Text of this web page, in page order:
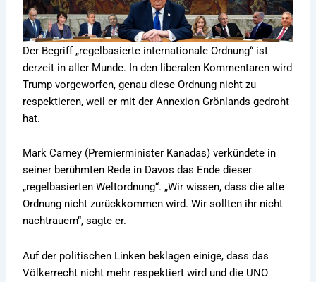
Der Begriff „regelbasierte internationale Ordnung“ ist
derzeit in aller Munde. In den liberalen Kommentaren wird
Trump vorgeworfen, genau diese Ordnung nicht zu
respektieren, weil er mit der Annexion Grönlands gedroht
hat.
Mark Carney (Premierminister Kanadas) verkündete in
seiner berühmten Rede in Davos das Ende dieser
„regelbasierten Weltordnung“. „Wir wissen, dass die alte
Ordnung nicht zurückkommen wird. Wir sollten ihr nicht
nachtrauern“, sagte er.
Auf der politischen Linken beklagen einige, dass das
Völkerrecht nicht mehr respektiert wird und die UNO